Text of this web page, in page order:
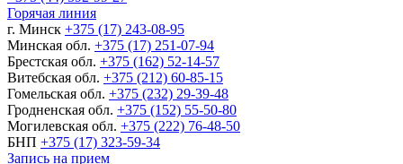
Горячая линия
г. Минск +375 (17) 243-08-95
Минская обл. +375 (17) 251-07-94
Брестская обл. +375 (162) 52-14-57
Витебская обл. +375 (212) 60-85-15
Гомельская обл. +375 (232) 29-39-48
Гродненская обл. +375 (152) 55-50-80
Могилевская обл. +375 (222) 76-48-50
БНП +375 (17) 323-59-34
Запись на прием